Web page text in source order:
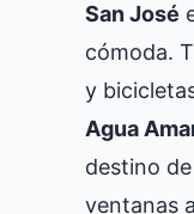
San José
cómoda.
y
Agua
destino
ventanas